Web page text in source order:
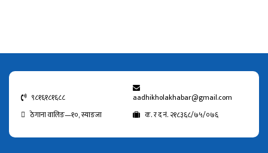
९८१६१८१६८८
aadhikholakhabar@gmail.com
ठेगाना वालिङ—१०, स्याङजा
क. र द नं. २१८३६८/७५/०७६